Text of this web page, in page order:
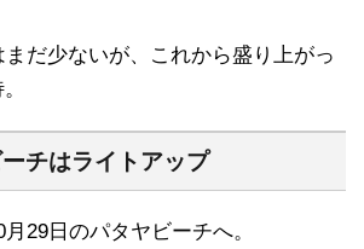
まだ少ないが、これから盛り上がっ
チはライトアップ
29日のパタヤビーチへ。